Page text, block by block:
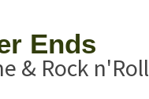
Ends
& Rock n'Roll